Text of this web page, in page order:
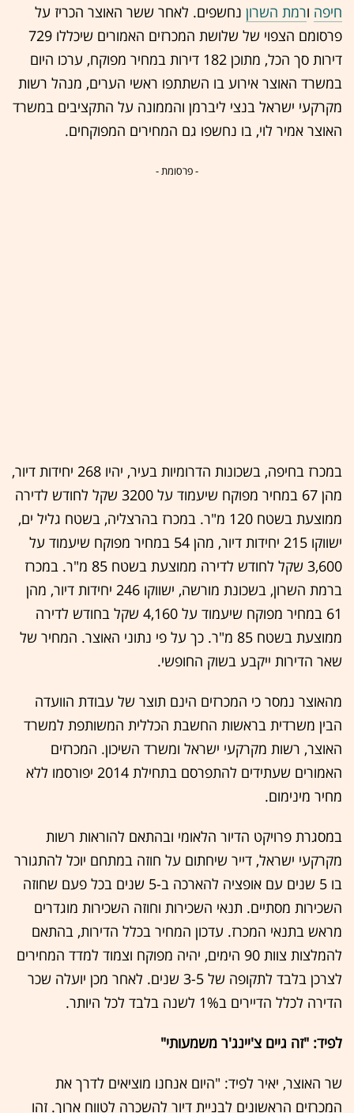
חיפה ורמת השרון נחשפים. לאחר ששר האוצר הכריז על
פרסומם הצפוי של שלושת המכרזים האמורים שיכללו 729
דירות סך הכל, מתוכן 182 דירות במחיר מפוקח, ערכו היום
במשרד האוצר אירוע בו השתתפו ראשי הערים, מנהל רשות
מקרקעי ישראל בנצי ליברמן והממונה על התקציבים במשרד
האוצר אמיר לוי, בו נחשפו גם המחירים המפוקחים.
- פרסומת -
במכרז בחיפה, בשכונות הדרומיות בעיר, יהיו 268 יחידות דיור,
מהן 67 במחיר מפוקח שיעמוד על 3200 שקל לחודש לדירה
ממוצעת בשטח 120 מ"ר. במכרז בהרצליה, בשטח גליל ים,
ישווקו 215 יחידות דיור, מהן 54 במחיר מפוקח שיעמוד על
3,600 שקל לחודש לדירה ממוצעת בשטח 85 מ"ר. במכרז
ברמת השרון, בשכונת מורשה, ישווקו 246 יחידות דיור, מהן
61 במחיר מפוקח שיעמוד על 4,160 שקל בחודש לדירה
ממוצעת בשטח 85 מ"ר. כך על פי נתוני האוצר. המחיר של
שאר הדירות ייקבע בשוק החופשי.
מהאוצר נמסר כי המכרזים הינם תוצר של עבודת הוועדה
הבין משרדית בראשות החשבת הכללית המשותפת למשרד
האוצר, רשות מקרקעי ישראל ומשרד השיכון. המכרזים
האמורים שעתידים להתפרסם בתחילת 2014 יפורסמו ללא
מחיר מינימום.
במסגרת פרויקט הדיור הלאומי ובהתאם להוראות רשות
מקרקעי ישראל, דייר שיחתום על חוזה במתחם יוכל להתגורר
בו 5 שנים עם אופציה להארכה ב-5 שנים בכל פעם שחוזה
השכירות מסתיים. תנאי השכירות וחוזה השכירות מוגדרים
מראש בתנאי המכרז. עדכון המחיר בכלל הדירות, בהתאם
להמלצות צוות 90 הימים, יהיה מפוקח וצמוד למדד המחירים
לצרכן בלבד לתקופה של 3-5 שנים. לאחר מכן יועלה שכר
הדירה לכלל הדיירים ב1% לשנה בלבד לכל היותר.
לפיד: "זה גיים צ'יינג'ר משמעותי"
שר האוצר, יאיר לפיד: "היום אנחנו מוציאים לדרך את
המכרזים הראשונים לבניית דיור להשכרה לטווח ארוך. זהו